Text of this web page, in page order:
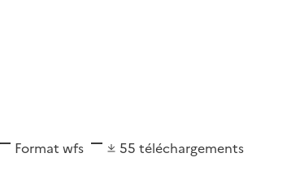
Format wfs 55 téléchargements